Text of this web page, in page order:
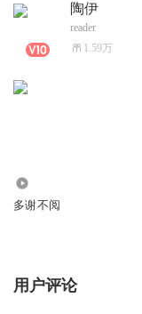
陶伊
reader
1.59万
多谢不阅
用户评论